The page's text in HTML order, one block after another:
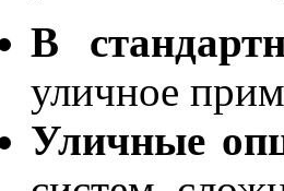
В
уличное
Уличные